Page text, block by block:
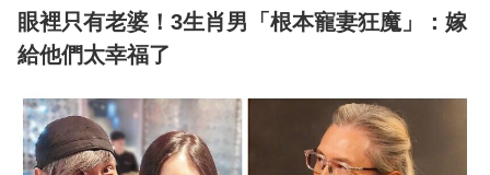
眼裡只有老婆！3生肖男「根本寵妻狂魔」：嫁
給他們太幸福了